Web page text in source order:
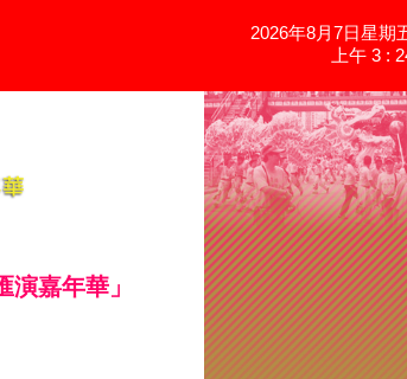
2026年8月7日星期
上午 3 :
嘉年華」